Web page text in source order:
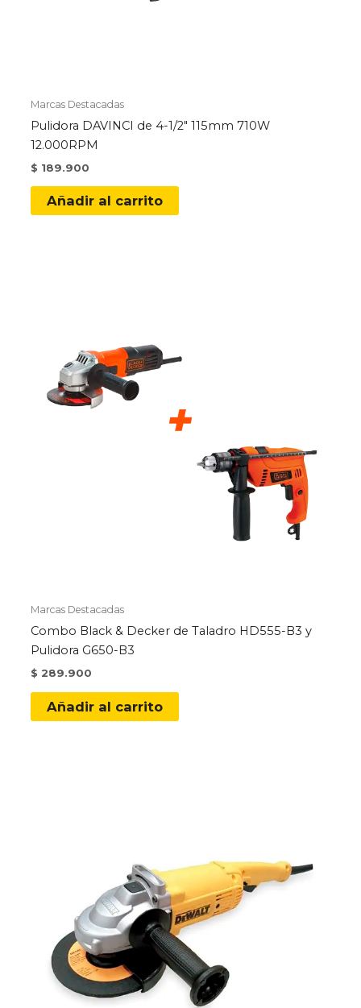
Marcas Destacadas
Pulidora DAVINCI de 4-1/2″ 115mm 710W
12.000RPM
$ 189.900
Añadir al carrito
Marcas Destacadas
Combo Black & Decker de Taladro HD555-B3 y
Pulidora G650-B3
$ 289.900
Añadir al carrito